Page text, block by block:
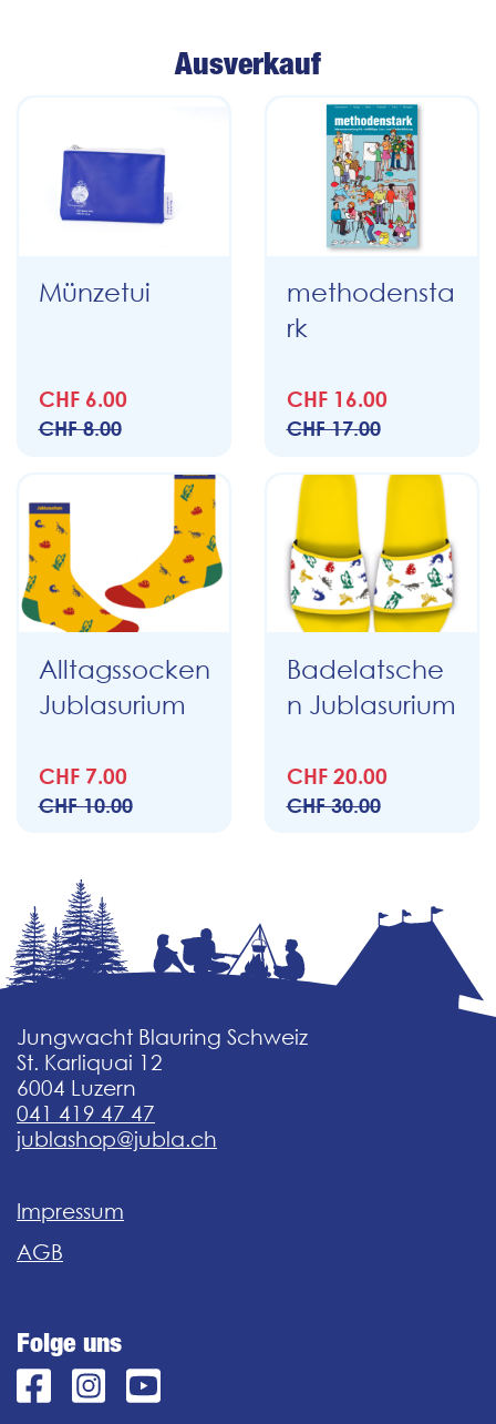
Ausverkauf
Münzetui
CHF 6.00
CHF 8.00
methodensta
rk
CHF 16.00
CHF 17.00
Alltagssocken
Jublasurium
CHF 7.00
CHF 10.00
Badelatsche
n Jublasurium
CHF 20.00
CHF 30.00
Jungwacht Blauring Schweiz
St. Karliquai 12
6004 Luzern
041 419 47 47
jublashop@jubla.ch
Impressum
AGB
Folge uns